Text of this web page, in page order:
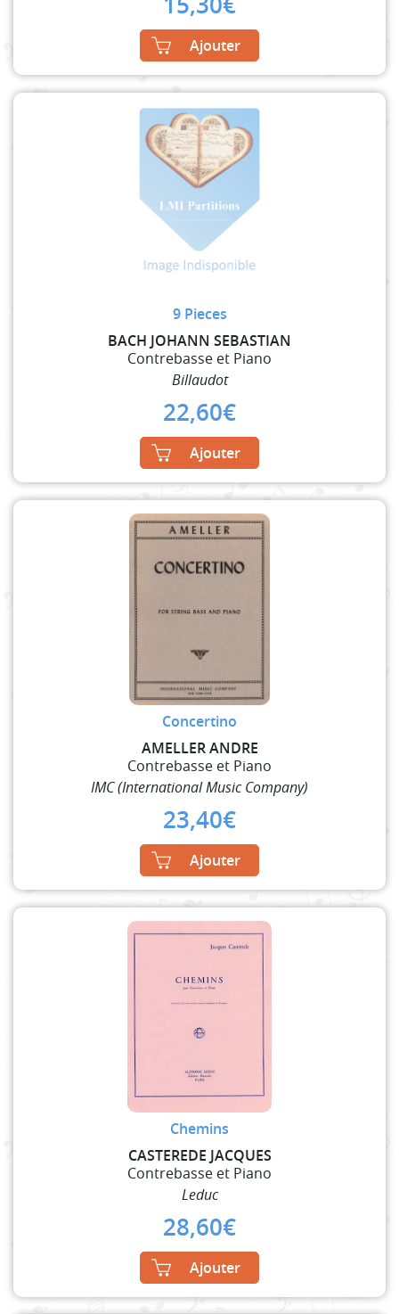
Ajouter
9 Pieces
BACH JOHANN SEBASTIAN
Contrebasse et Piano
Billaudot
22,60€
Ajouter
Concertino
AMELLER ANDRE
Contrebasse et Piano
IMC (International Music Company)
23,40€
Ajouter
Chemins
CASTEREDE JACQUES
Contrebasse et Piano
Leduc
28,60€
Ajouter